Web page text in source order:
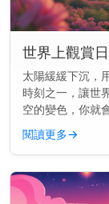
世界上觀賞
太陽緩緩下沉，
時刻之一，讓世
空的變色，你就
地方更好。這裡
往聖托里尼、大...
閱讀更多→